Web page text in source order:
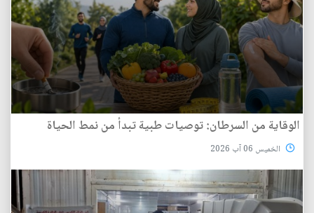
الوقاية من السرطان: توصيات طبية تبدأ من نمط الحياة
الخميس 06 آب 2026